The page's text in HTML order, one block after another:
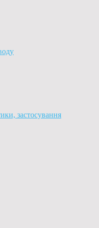
застосування